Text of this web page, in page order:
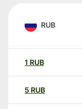
RUB
1 RUB
5 RUB